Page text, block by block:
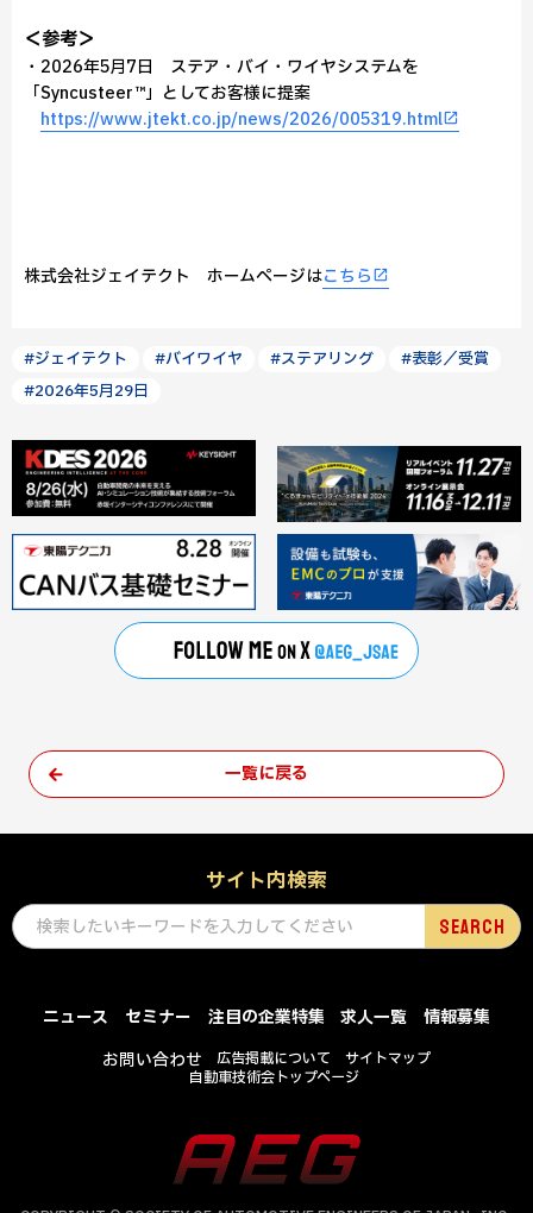
＜参考＞
・2026年5月7日 ステア・バイ・ワイヤシステムを
「Syncusteer™」としてお客様に提案
https://www.jtekt.co.jp/news/2026/005319.html
株式会社ジェイテクト ホームページはこちら
#ジェイテクト #バイワイヤ #ステアリング
#表彰／受賞
#2026年5月29日
一覧に戻る
サイト内検索
ニュース セミナー 注目の企業特集 求人一覧
情報募集
お問い合わせ
広告掲載について
サイトマップ
自動車技術会トップページ